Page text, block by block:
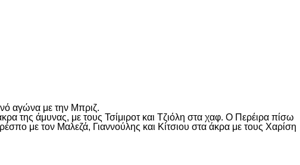
αγώνα με την Μπριζ.
της άμυνας, με τους Τσίμιροτ και Τζιόλη στα χαφ. Ο Περέιρα πίσω
με τον Μαλεζά, Γιαννούλης και Κίτσιου στα άκρα με τους Χαρίση